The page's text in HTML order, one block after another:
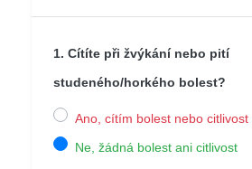
1. Cítíte při žvýkání nebo pití
studeného/horkého bolest?
Ano, cítím bolest nebo citlivost
Ne, žádná bolest ani citlivost